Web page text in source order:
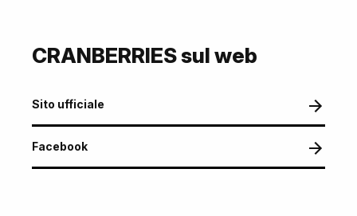
CRANBERRIES sul web
Sito ufficiale
Facebook